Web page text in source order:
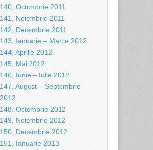
140, Octombrie 2011
141, Noiembrie 2011
142, Decembrie 2011
143, Ianuarie – Martie 2012
144, Aprilie 2012
145, Mai 2012
146, Iunie – Iulie 2012
147, August – Septembrie
2012
148, Octombrie 2012
149, Noiembrie 2012
150, Decembrie 2012
151, Ianuarie 2013